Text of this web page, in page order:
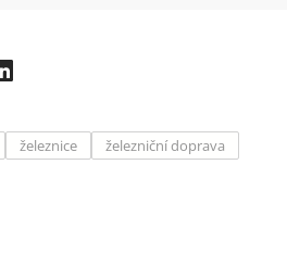
železnice železniční doprava